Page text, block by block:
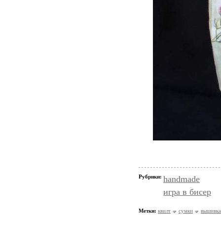
Рубрики: handmade
игра в бисер
Метки: квилт сумки вышивка